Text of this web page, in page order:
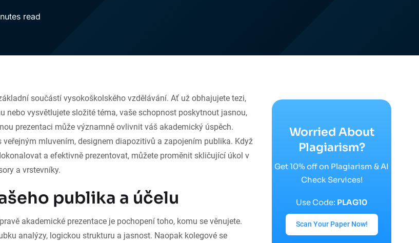
read
součástí vysokoškolského vzdělávání. Ať už obhajujete tezi,
nebo vysvětlujete složité téma, vaše schopnost poskytnout jasnou,
prezentaci může významně ovlivnit váš akademický úspěch.
mluvením, designem diapozitivů a zapojením publika. Když
a efektivně prezentovat, můžete proměnit skličující úkol v
a vrstevníky.
publika a účelu
akademické prezentace je pochopení toho, komu se věnujete.
analýzy, logickou strukturu a jasnost. Naopak kolegové se
Worried About
Plagiarism?
Get 10% off on Plagiarism & AI
Check Services!
Use Code: PLAG10
Scan Your Paper Now!